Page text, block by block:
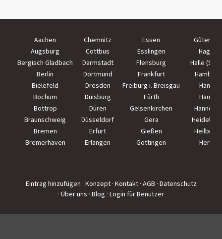
Aachen Chemnitz Essen
Augsburg
Cottbus Esslingen
Hagen
Bergisch Gladbach
Darmstadt Flensburg
Halle
Berlin
Dortmund Frankfurt
Hamburg
Bielefeld
Dresden Freiburg i. Breisgau
Hamm
Bochum
Duisburg Fürth
Hanau
Bottrop
Düren Gelsenkirchen
Hannover
Braunschweig
Düsseldorf Gera
Bremen
Erfurt Gießen
Heilbronn
Bremerhaven
Erlangen Göttingen Herne
Eintrag hinzufügen · Konzept · Kontakt · AGB · Datenschutz
· Über uns · Blog · Login für Benutzer